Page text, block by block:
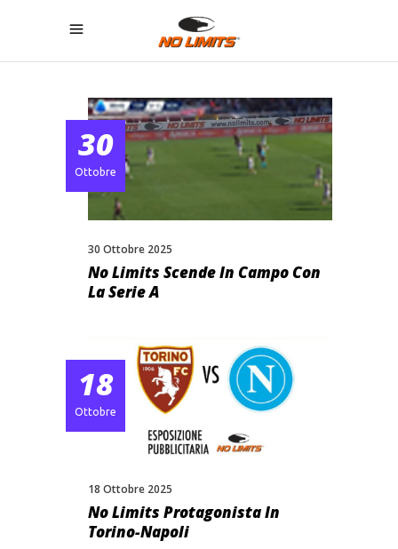
30
Ottobre
30 Ottobre 2025
No Limits Scende In Campo Con
La Serie A
18
Ottobre
18 Ottobre 2025
No Limits Protagonista In
Torino-Napoli